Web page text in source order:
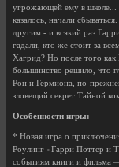
угрожающей ему в школе...
казалось, начали
другим - и всякий раз
гадали, кто же стоит за
Хагрид? Но после того как
большинство решило, что
Рон и Гермиона, по-
зловещий секрет Тайной
Особенности игры:
* Новая игра о
Роулинг «Гарри Поттер и
событиям книги и фильма